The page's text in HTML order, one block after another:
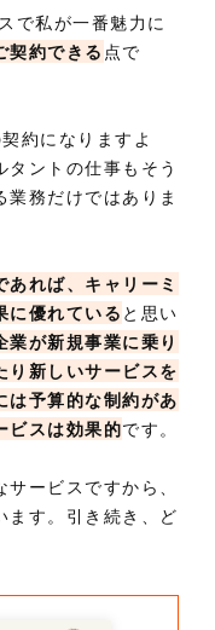
で私が一番魅力に
契約できる 点で
約になりますよ
ントの仕事もそう
務だけではありま
れば、キャリーミ
に優れている と思い
業が新規事業に乗り
り新しいサービスを
は予算的な制約があ
ビスは効果的です。
ービスですから、
ます。引き続き、ど